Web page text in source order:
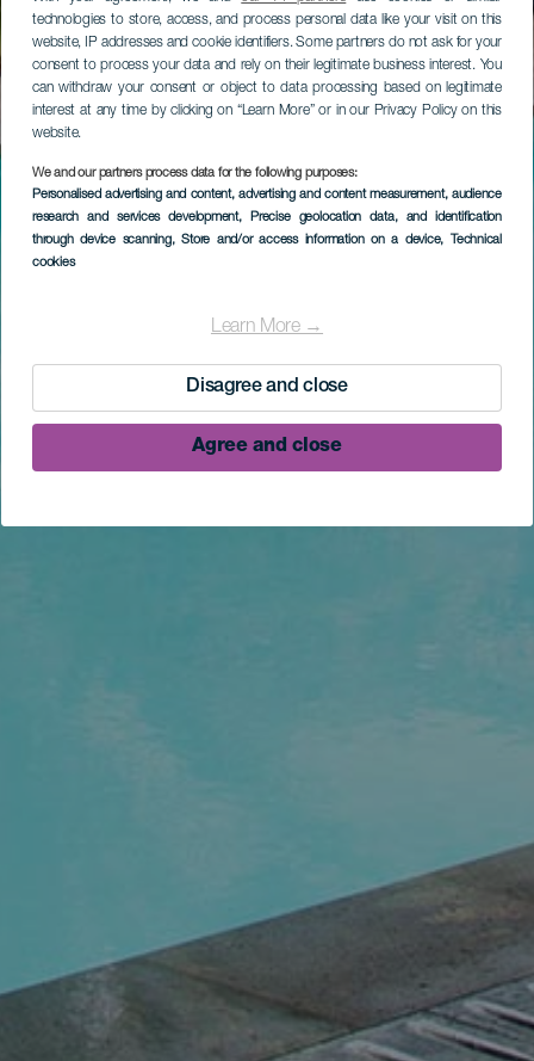
technologies to store, access, and process personal data like your visit on this
website, IP addresses and cookie identifiers. Some partners do not ask for your
consent to process your data and rely on their legitimate business interest. You
can withdraw your consent or object to data processing based on legitimate
interest at any time by clicking on “Learn More” or in our Privacy Policy on this
website.
We and our partners process data for the following purposes:
Personalised advertising and content, advertising and content measurement, audience
research and services development, Precise geolocation data, and identification
through device scanning, Store and/or access information on a device, Technical
cookies
Learn More →
Disagree and close
Agree and close